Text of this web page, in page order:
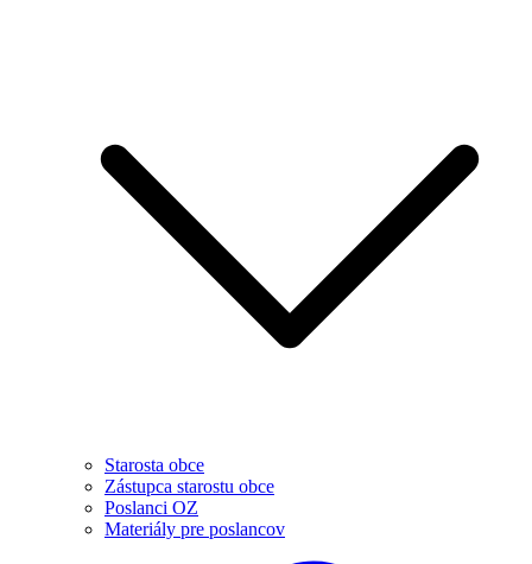
Starosta obce
Zástupca starostu obce
Poslanci OZ
Materiály pre poslancov